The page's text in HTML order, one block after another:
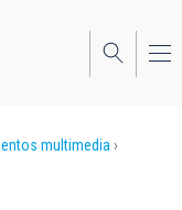
multimedia